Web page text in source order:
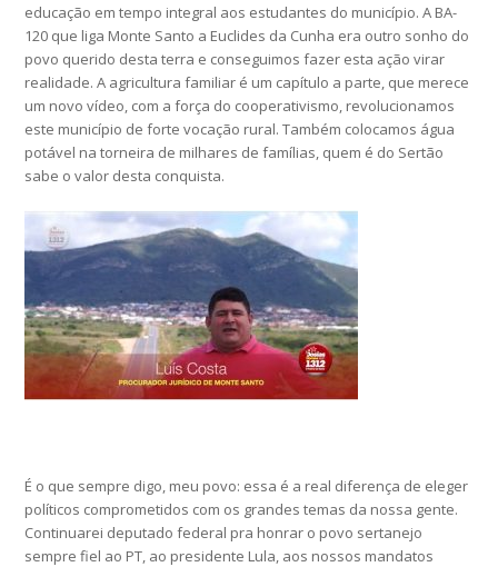
educação em tempo integral aos estudantes do município. A BA-
120 que liga Monte Santo a Euclides da Cunha era outro sonho do
povo querido desta terra e conseguimos fazer esta ação virar
realidade. A agricultura familiar é um capítulo a parte, que merece
um novo vídeo, com a força do cooperativismo, revolucionamos
este município de forte vocação rural. Também colocamos água
potável na torneira de milhares de famílias, quem é do Sertão
sabe o valor desta conquista.
É o que sempre digo, meu povo: essa é a real diferença de eleger
políticos comprometidos com os grandes temas da nossa gente.
Continuarei deputado federal pra honrar o povo sertanejo
sempre fiel ao PT, ao presidente Lula, aos nossos mandatos